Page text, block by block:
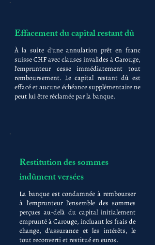
Effacement du capital restant dû
À la suite d'une annulation prêt en franc
suisse CHF avec clauses invalides à Carouge,
l'emprunteur cesse immédiatement tout
remboursement. Le capital restant dû est
effacé et aucune échéance supplémentaire ne
peut lui être réclamée par la banque.
Restitution des sommes
indûment versées
La banque est condamnée à rembourser
à l'emprunteur l'ensemble des sommes
perçues au-delà du capital initialement
emprunté à Carouge, incluant les frais de
change, d'assurance et les intérêts, le
tout reconverti et restitué en euros.